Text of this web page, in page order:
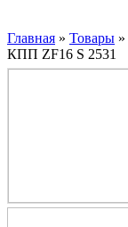
Главная » Товары »
КПП ZF16 S 2531